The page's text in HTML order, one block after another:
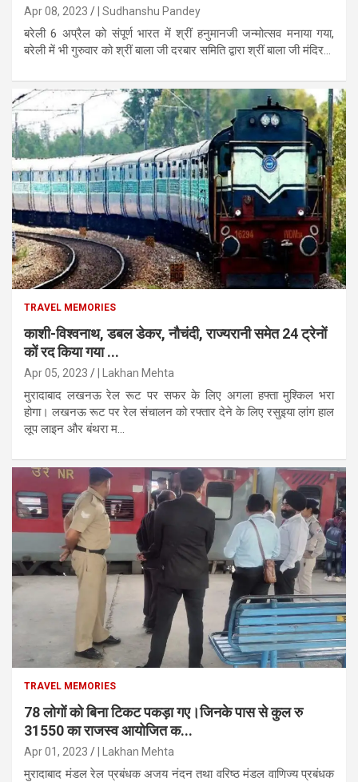
Apr 08, 2023 | Sudhanshu Pandey
बरेली 6 अप्रैल को संपूर्ण भारत में श्रीं हनुमानजी जन्मोत्सव मनाया गया,
बरेली में भी गुरुवार को श्रीं बाला जी दरबार समिति द्वारा श्रीं बाला जी मंदिर...
TRAVEL MEMORIES
काशी-विश्वनाथ, डबल डेकर, नौचंदी, राज्यरानी समेत 24 ट्रेनों
कों रद किया गया ...
Apr 05, 2023 | Lakhan Mehta
मुरादाबाद लखनऊ रेल रूट पर सफर के लिए अगला हफ्ता मुश्किल भरा
होगा। लखनऊ रूट पर रेल संचालन को रफ्तार देने के लिए रसुइया ल़ांग हाल
लूप लाइन और बंथरा म...
TRAVEL MEMORIES
78 लोगों को बिना टिकट पकड़ा गए।जिनके पास से कुल रु
31550 का राजस्व आयोजित क...
Apr 01, 2023 | Lakhan Mehta
मुरादाबाद मंडल रेल प्रबंधक अजय नंदन तथा वरिष्ठ मंडल वाणिज्य प्रबंधक